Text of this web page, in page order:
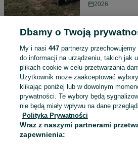
2026
koparka
95 000 zł
Tarnowo
Odświeżono
2025
Isobus l z
Dbamy o Twoją
My i nasi 447partnerzy
do informacji na urządzeniu, takich jak
plikach cookie w celu przetwarzania
Użytkownik może zaakceptować
klikając poniżej lub w dowolnym
prywatności. Te wybory będą
nie będą miały wpływu na dane
Polityka Prywatności
Wraz z naszymi partnerami
zapewnienia: